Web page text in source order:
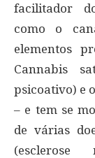
facilitador
como o
elementos
Cannabis
psicoativo) e
– e tem se
de várias
(esclerose